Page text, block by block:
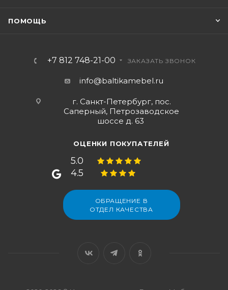
ПОМОЩЬ
+7 812 748-21-00 ЗАКАЗАТЬ ЗВОНОК
info@baltikamebel.ru
г. Санкт-Петербург, пос.
Саперный, Петрозаводское
шоссе д. 63
ОЦЕНКИ ПОКУПАТЕЛЕЙ
5.0
4.5
ОБРАЩЕНИЕ В
ОТДЕЛ КАЧЕСТВА